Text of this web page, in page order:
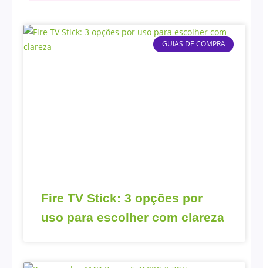
GUIAS DE COMPRA
Fire TV Stick: 3 opções por
uso para escolher com clareza